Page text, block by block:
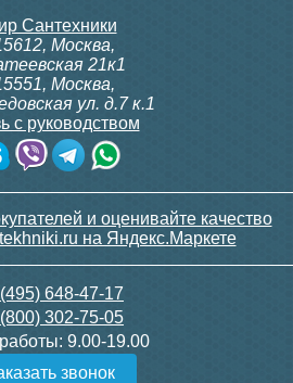
Сантехники
, Москва,
21к1
, Москва,
ул. д.7 к.1
с руководством
648-47-17
302-75-05
9.00-19.00
звонок